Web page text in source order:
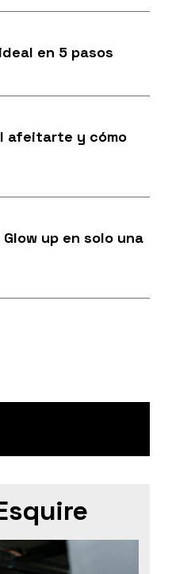
en 5 pasos
afeitarte y cómo
up en solo una